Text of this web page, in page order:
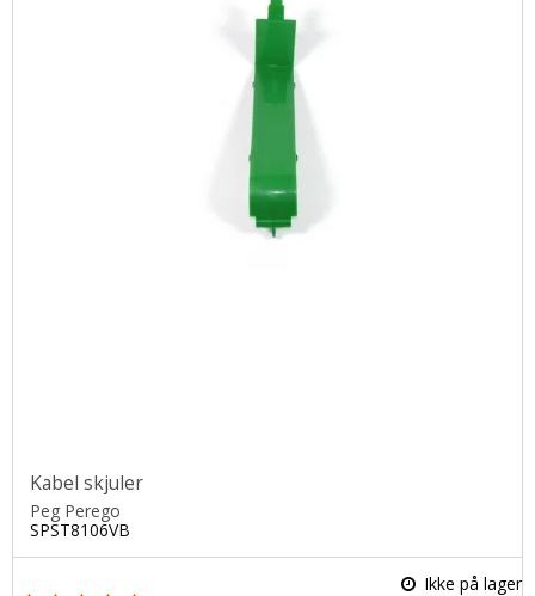
Kabel skjuler
Peg Perego
SPST8106VB
Ikke på lager